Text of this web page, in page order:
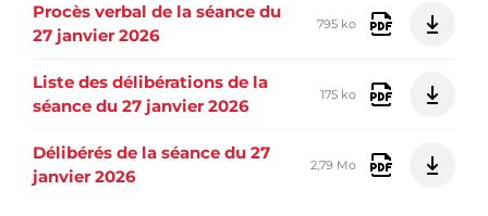
Procès verbal de la séance du
27 janvier 2026
795 ko
Liste des délibérations de la
séance du 27 janvier 2026
175 ko
Délibérés de la séance du 27
janvier 2026
2,79 Mo